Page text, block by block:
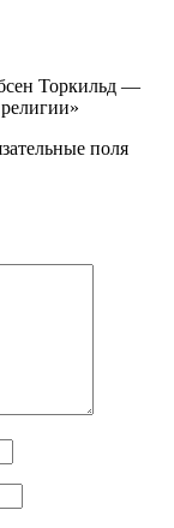
Торкильд —
поля